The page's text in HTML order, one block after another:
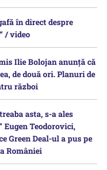
în direct despre
/ video
Ilie Bolojan anunță că
de două ori. Planuri de
război
asta, s-a ales
Eugen Teodorovici,
Green Deal-ul a pus pe
României